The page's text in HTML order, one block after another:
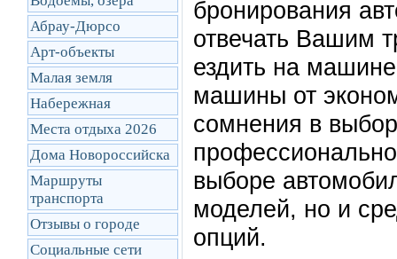
Абрау-Дюрсо
Арт-объекты
Малая земля
Набережная
Места отдыха 2026
Дома Новороссийска
Маршруты
транcпорта
Отзывы о городе
Социальные сети
бронирования
отвечать Вашим
ездить на
машины от
сомнения в
выборе
моделей, но и
опций.